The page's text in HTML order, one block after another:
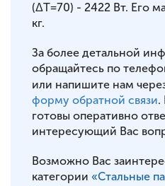
(ΔT=70) - 2422 Вт. Его
кг.
За более детальной
обращайтесь по
или напишите нам
форму обратной связи.
готовы оперативно
интересующий Вас
Возможно Вас
категории «Стальные